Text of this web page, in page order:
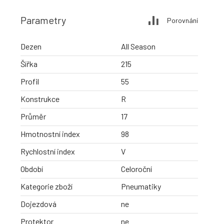
Parametry Porovnání
Dezen
All Season
Šířka
215
Profil
55
Konstrukce
R
Průměr
17
Hmotnostní index
98
Rychlostní index
V
Období
Celoroční
Kategorie zboží
Pneumatiky
Dojezdová
ne
Protektor
ne